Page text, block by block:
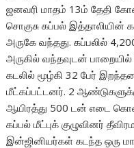
ஜனவரி மாதம் 13ம் தேதி
சொகுசு கப்பல் இத்தாலியின்
அருகே வந்தது. கப்பலில்
அருகில் வந்தவுடன்
கடலில் மூழ்கி 32 பேர்
மீட்கப்பட்டனர். 2
ஆயிரத்து 500 டன் எடை
கப்பல் மீட்புக் குழுவினர்
இன்ஜினியர்கள் கடந்த ஒரு